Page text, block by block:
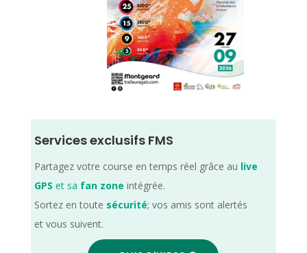
Services exclusifs FMS
Partagez votre course en temps réel grâce au live
GPS et sa fan zone intégrée.
Sortez en toute sécurité; vos amis sont alertés
et vous suivent.